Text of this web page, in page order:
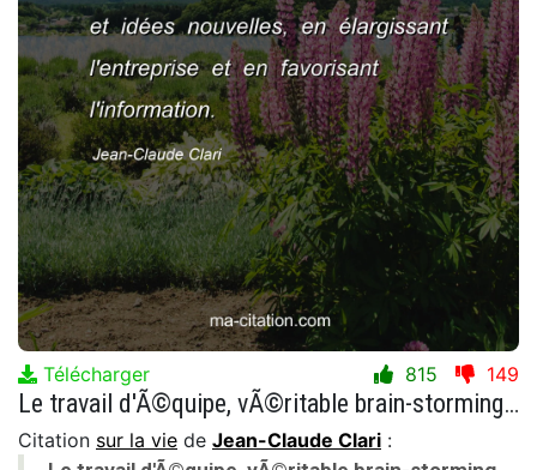
Télécharger 815 149
Le travail d'Ã©quipe, vÃ©ritable brain-storming, dÃ©veloppe hommes et idÃ©es nouvelles, en Ã©largissant l'entreprise et en favorisant l'information.
Citation sur la vie de Jean-Claude Clari :